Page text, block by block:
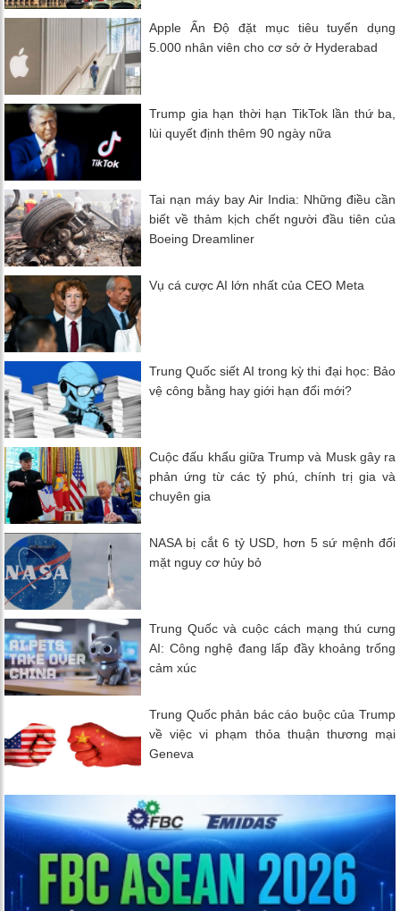
Apple Ấn Độ đặt mục tiêu tuyển dụng
5.000 nhân viên cho cơ sở ở Hyderabad
Trump gia hạn thời hạn TikTok lần thứ ba,
lùi quyết định thêm 90 ngày nữa
Tai nạn máy bay Air India: Những điều cần
biết về thảm kịch chết người đầu tiên của
Boeing Dreamliner
Vụ cá cược AI lớn nhất của CEO Meta
Trung Quốc siết AI trong kỳ thi đại học: Bảo
vệ công bằng hay giới hạn đổi mới?
Cuộc đấu khẩu giữa Trump và Musk gây ra
phản ứng từ các tỷ phú, chính trị gia và
chuyên gia
NASA bị cắt 6 tỷ USD, hơn 5 sứ mệnh đối
mặt nguy cơ hủy bỏ
Trung Quốc và cuộc cách mạng thú cưng
AI: Công nghệ đang lấp đầy khoảng trống
cảm xúc
Trung Quốc phản bác cáo buộc của Trump
về việc vi phạm thỏa thuận thương mại
Geneva